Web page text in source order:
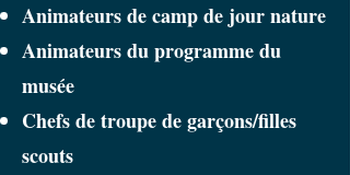
Animateurs de camp de jour nature
Animateurs du programme du
musée
Chefs de troupe de garçons/filles
scouts